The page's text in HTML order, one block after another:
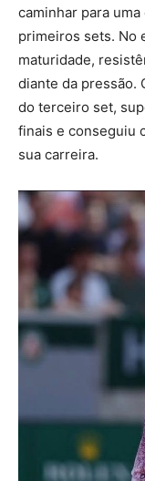
caminhar para
primeiros sets. No
maturidade,
diante da pressão.
do terceiro set,
finais e conseguiu
sua carreira.